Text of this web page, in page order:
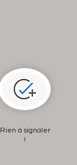
Rien à signaler
!